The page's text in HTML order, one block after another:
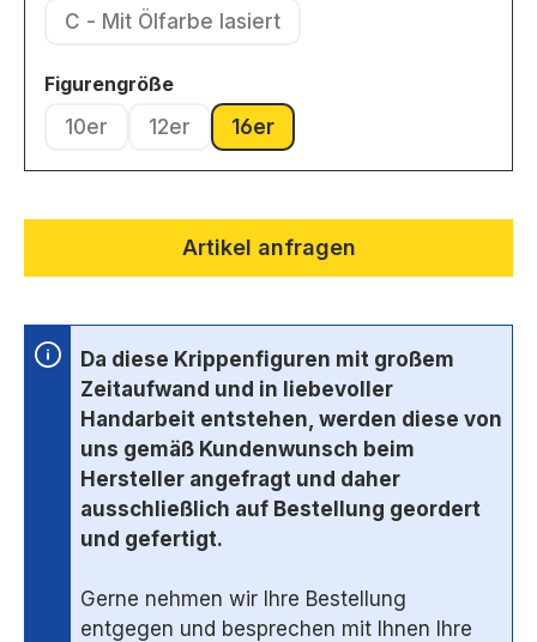
C - Mit Ölfarbe lasiert
(Diese Option ist zurzeit nicht verfügbar.)
Figurengrößeauswählen
10er
(Diese Option ist zurzeit nicht verfügbar.)
12er
(Diese Option ist zurzeit nicht verfügbar.)
16er
(Diese Option ist zurzeit nicht
Artikel anfragen
Da diese Krippenfiguren mit großem
Zeitaufwand und in liebevoller
Handarbeit entstehen, werden diese von
uns gemäß Kundenwunsch beim
Hersteller angefragt und daher
ausschließlich auf Bestellung geordert
und gefertigt.
Gerne nehmen wir Ihre Bestellung
entgegen und besprechen mit Ihnen Ihre